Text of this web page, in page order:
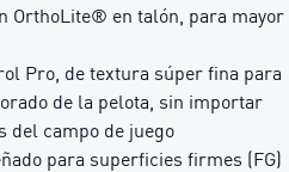
OrthoLite® en talón, para mayor
Pro, de textura súper fina para
de la pelota, sin importar
del campo de juego
para superficies firmes (FG)